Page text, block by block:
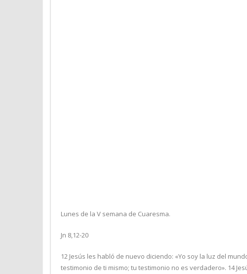
Lunes de la V semana de Cuaresma.
Jn 8,12-20
12 Jesús les habló de nuevo diciendo: «Yo soy la luz del
testimonio de ti mismo; tu testimonio no es verdadero». 14